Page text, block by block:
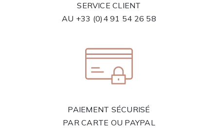
SERVICE CLIENT
AU +33 (0)4 91 54 26 58
PAIEMENT SÉCURISÉ
PAR CARTE OU PAYPAL